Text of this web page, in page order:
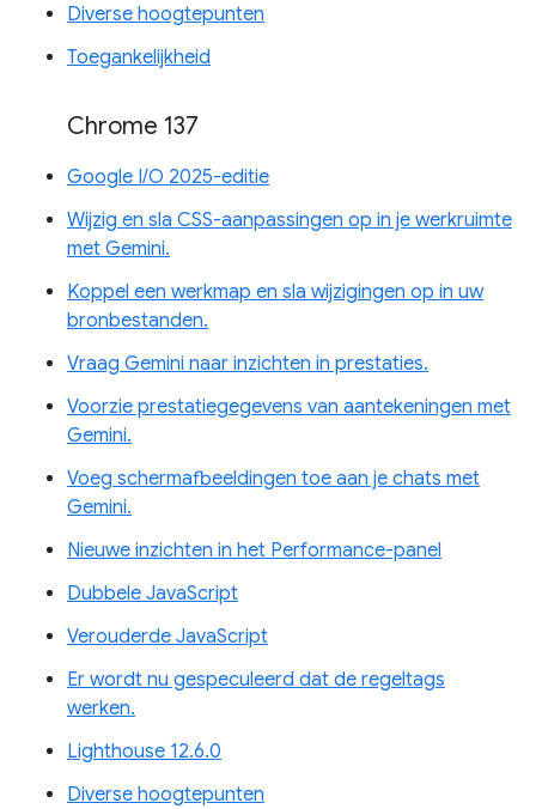
Diverse hoogtepunten
Toegankelijkheid
Chrome 137
Google I/O 2025-editie
Wijzig en sla CSS-aanpassingen op in je werkruimte
met Gemini.
Koppel een werkmap en sla wijzigingen op in uw
bronbestanden.
Vraag Gemini naar inzichten in prestaties.
Voorzie prestatiegegevens van aantekeningen met
Gemini.
Voeg schermafbeeldingen toe aan je chats met
Gemini.
Nieuwe inzichten in het Performance-panel
Dubbele JavaScript
Verouderde JavaScript
Er wordt nu gespeculeerd dat de regeltags
werken.
Lighthouse 12.6.0
Diverse hoogtepunten